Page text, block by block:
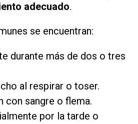
adecuado.
se encuentran:
durante más de dos o tres
al respirar o toser.
con sangre o flema.
por la tarde o